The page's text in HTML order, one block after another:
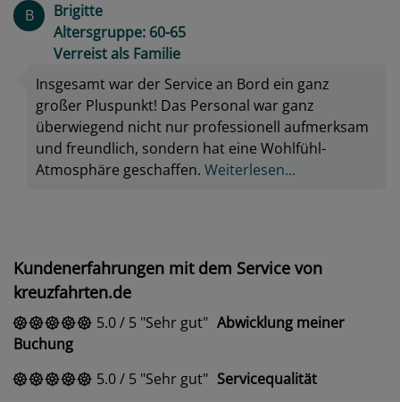
B
Brigitte
Altersgruppe: 60-65
Verreist als Familie
Insgesamt war der Service an Bord ein ganz
großer Pluspunkt! Das Personal war ganz
überwiegend nicht nur professionell aufmerksam
und freundlich, sondern hat eine Wohlfühl-
Atmosphäre geschaffen. Weiterlesen...
Kundenerfahrungen mit dem Service von
kreuzfahrten.de
5.0/ 5 Sehr gut
Abwicklung meiner
Buchung
5.0/ 5 Sehr gut
Servicequalität